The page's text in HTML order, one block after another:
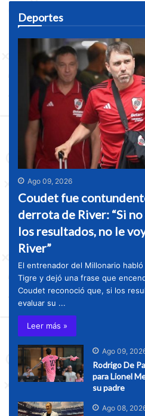
Deportes
Ago 09, 2026
Coudet fue
derrota de River: “Si
los resultados, no le
River”
El entrenador del Millonario
Tigre y dejó una frase que
Coudet reconoció que, si los
evaluar su ...
Leer más »
Ago 09,
Rodrigo De
para Lionel
su padre
Ago 08,